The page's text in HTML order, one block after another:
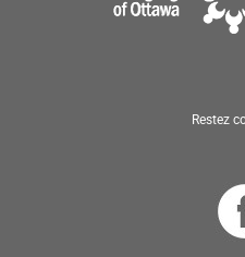
Restez